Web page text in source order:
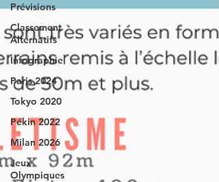
Prévisions
Classement
Alternatifs
Infographie
Paris 2024
Tokyo 2020
Pékin 2022
Milan 2026
Jeux
Olympiques